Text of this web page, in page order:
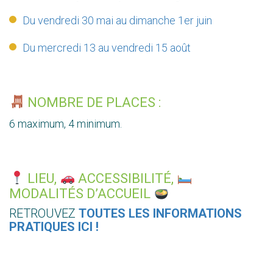
Du vendredi 30 mai au dimanche 1er juin
Du mercredi 13 au vendredi 15 août
NOMBRE DE PLACES :
6 maximum, 4 minimum.
LIEU,
ACCESSIBILITÉ,
MODALITÉS D’ACCUEIL
RETROUVEZ TOUTES LES INFORMATIONS
PRATIQUES ICI !